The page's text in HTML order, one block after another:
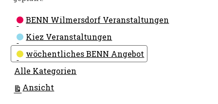
Kategorien
BENN Wilmersdorf Veranstaltungen
Kiez Veranstaltungen
wöchentliches BENN Angebot
Alle Kategorien
Ansicht